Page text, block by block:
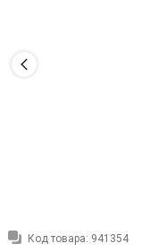
Код товара: 941354